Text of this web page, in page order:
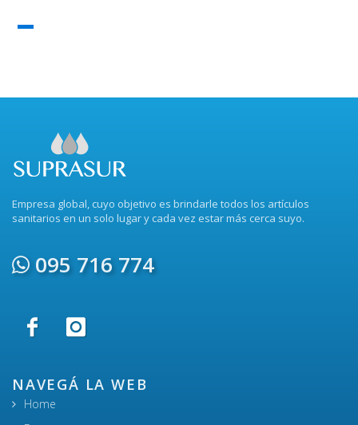
Empresa global, cuyo objetivo es brindarle todos los artículos
sanitarios en un solo lugar y cada vez estar más cerca suyo.
095 716 774
NAVEGÁ LA WEB
Home